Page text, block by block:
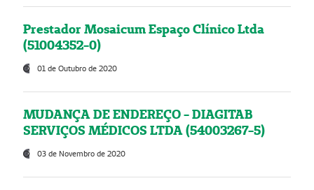
Prestador Mosaicum Espaço Clínico Ltda
(51004352-0)
01 de Outubro de 2020
MUDANÇA DE ENDEREÇO - DIAGITAB
SERVIÇOS MÉDICOS LTDA (54003267-5)
03 de Novembro de 2020